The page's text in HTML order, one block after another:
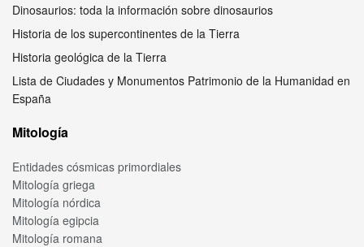
Dinosaurios: toda la información sobre dinosaurios
Historia de los supercontinentes de la Tierra
Historia geológica de la Tierra
Lista de Ciudades y Monumentos Patrimonio de la Humanidad en
España
Mitología
Entidades cósmicas primordiales
Mitología griega
Mitología nórdica
Mitología egipcia
Mitología romana